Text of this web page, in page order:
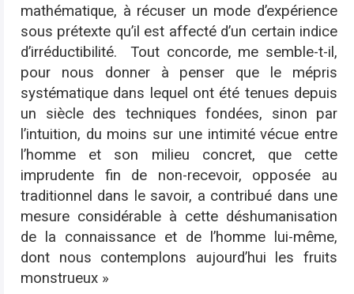
mathématique, à récuser un mode d’expérience
sous prétexte qu’il est affecté d’un certain indice
d’irréductibilité. Tout concorde, me semble-t-il,
pour nous donner à penser que le mépris
systématique dans lequel ont été tenues depuis
un siècle des techniques fondées, sinon par
l’intuition, du moins sur une intimité vécue entre
l’homme et son milieu concret, que cette
imprudente fin de non-recevoir, opposée au
traditionnel dans le savoir, a contribué dans une
mesure considérable à cette déshumanisation
de la connaissance et de l’homme lui-même,
dont nous contemplons aujourd’hui les fruits
monstrueux »